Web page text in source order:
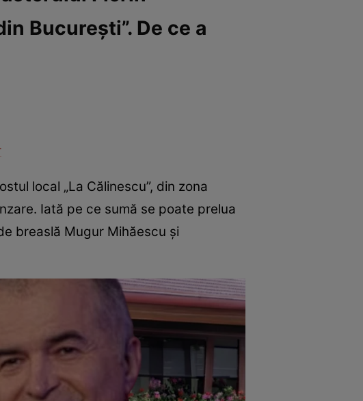
București”. De ce a
local „La Călinescu”, din zona
Iată pe ce sumă se poate prelua
breaslă Mugur Mihăescu și